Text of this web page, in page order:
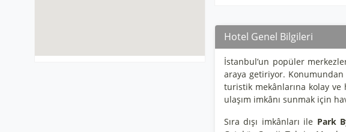
Hotel Genel Bilgileri
İstanbul’un popüler
araya getiriyor.
turistik mekânlarına kolay ve
ulaşım imkânı sunmak için
Sıra dışı imkânları ile Park